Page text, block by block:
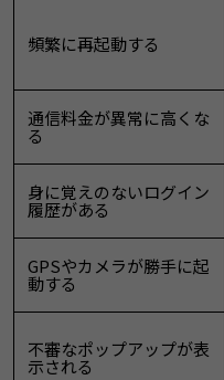
頻繁に再起動する
通信料金が異常に高くな
る
身に覚えのないログイン
履歴がある
GPSやカメラが勝手に起
動する
不審なポップアップが表
示される